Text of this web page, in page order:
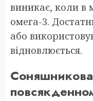
виникає, коли
омега-3.
або
відновлюється.